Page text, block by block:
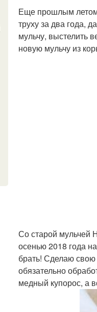
Еще прошлым летом
труху за два года,
мульчу, выстелить
новую мульчу из
Со старой мульчей
осенью 2018 года
брать! Сделаю свою
обязательно
медный купорос, а